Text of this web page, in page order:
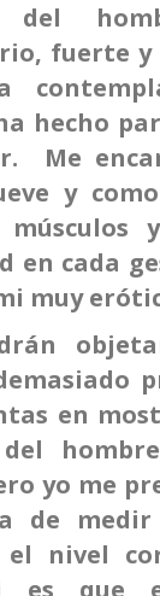
del
fuerte y
hecho
Me
y
músculos
en cada
muy
en
yo me
de medir
el nivel
es que